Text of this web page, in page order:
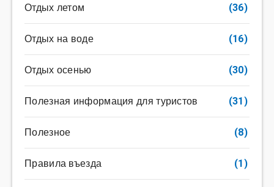
Отдых летом (36)
Отдых на воде (16)
Отдых осенью (30)
Полезная информация для туристов (31)
Полезное (8)
Правила въезда (1)